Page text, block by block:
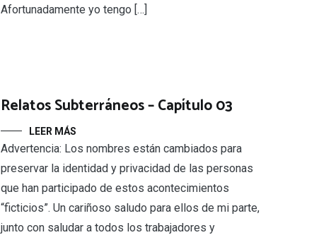
Afortunadamente yo tengo […]
Relatos Subterráneos – Capítulo 03
LEER MÁS
Advertencia: Los nombres están cambiados para
preservar la identidad y privacidad de las personas
que han participado de estos acontecimientos
“ficticios”. Un cariñoso saludo para ellos de mi parte,
junto con saludar a todos los trabajadores y